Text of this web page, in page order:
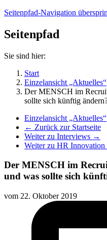
Seitenpfad-Navigation
Seitenpfad
Sie sind hier:
Start
Einzelansicht „Aktuelles“
Der MENSCH im
sollte sich künftig
Einzelansicht „Aktuelles“
← Zurück zur Startseite
Weiter zu Interviews →
Weiter zu HR
Der MENSCH im
und was sollte sich
vom 22. Oktober 2019